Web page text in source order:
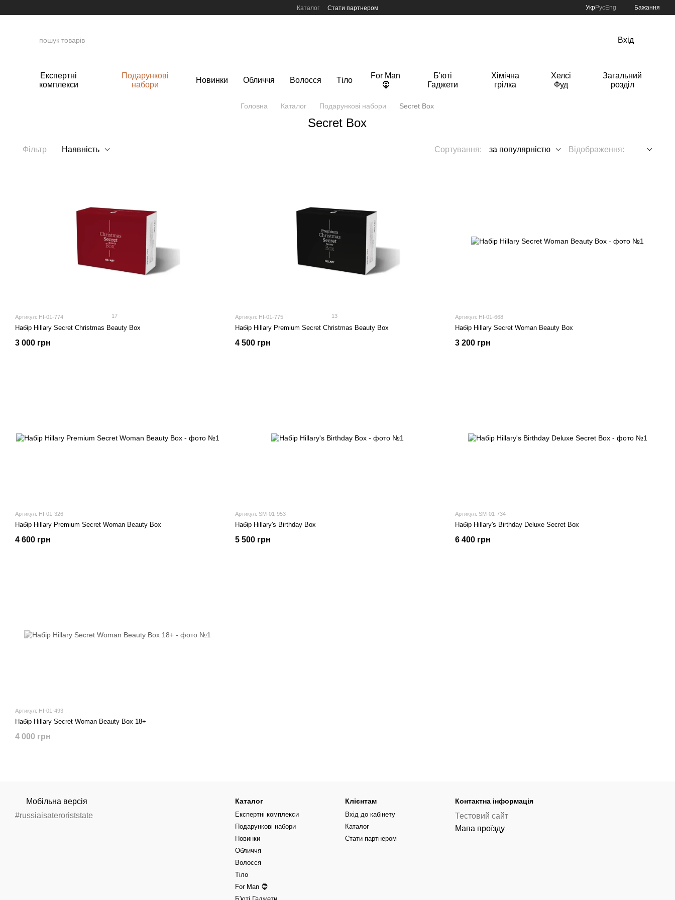
Каталог Стати партнером УкрРусEng Бажання
Вхід
Експертні
комплекси
Подарункові
набори
Новинки Обличчя Волосся Тіло
For Man
🧔
Б'юті
Гаджети
Хімічна
грілка
Хелсі
Фуд
Загальний
розділ
Головна Каталог Подарункові набори Secret Box
Secret Box
Фільтр Наявність Сортування: за популярністю Відображення:
Артикул: HI-01-774 17
Набір Hillary Secret Christmas Beauty Box
3 000 грн
Артикул: HI-01-775 13
Набір Hillary Premium Secret Christmas Beauty Box
4 500 грн
Артикул: HI-01-668
Набір Hillary Secret Woman Beauty Box
3 200 грн
Артикул: HI-01-326
Набір Hillary Premium Secret Woman Beauty Box
4 600 грн
Артикул: SM-01-953
Набір Hillary's Birthday Box
5 500 грн
Артикул: SM-01-734
Набір Hillary's Birthday Deluxe Secret Box
6 400 грн
Артикул: HI-01-493
Набір Hillary Secret Woman Beauty Box 18+
4 000 грн
Мобільна версія
#russiaisateroriststate
Каталог
Експертні комплекси
Подарункові набори
Новинки
Обличчя
Волосся
Тіло
For Man 🧔
Клієнтам
Вхід до кабінету
Каталог
Стати партнером
Контактна інформація
Тестовий сайт
Мапа проїзду